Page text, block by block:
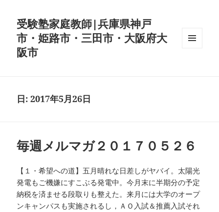
受験塾家庭教師|兵庫県神戸
市・姫路市・三田市・大阪府大
阪市
日:2017年5月26日
毎週メルマガ２０１７０５２６
【１・希望への道】五月晴れな日差しがヤバイ。太陽光
発電もご機嫌にすこぶる発電中。今月末に半期分の予定
納税を済ませる段取りも整えた。来月には大学のオープ
ンキャンパスも実施されるし，ＡＯ入試＆推薦入試それ